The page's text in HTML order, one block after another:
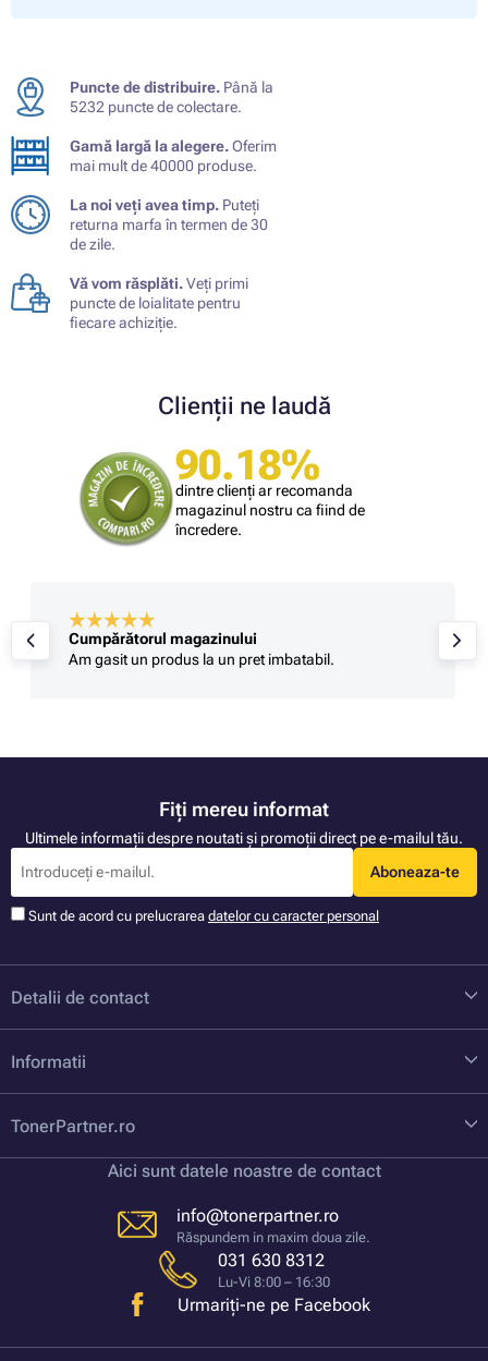
Puncte de distribuire. Până la
5232 puncte de colectare.
Gamă largă la alegere.Oferim
mai mult de 40000 produse.
La noi veți avea timp. Puteți
returna marfa în termen de 30
de zile.
Vă vom răsplăti.Veți primi
puncte de loialitate pentru
fiecare achiziție.
Clienții ne laudă
90.18%
dintre clienți ar recomanda
magazinul nostru ca fiind de
încredere.
Cumpărătorul magazinului
Am gasit un produs la un pret imbatabil.
Fiți mereu informat
Ultimele informații despre noutati și promoții direct pe e-mailul tău.
Aboneaza-te
Sunt de acord cu prelucrarea datelor cu caracter personal
Detalii de contact
Informatii
TonerPartner.ro
Aici sunt datele noastre de contact
info@tonerpartner.ro
Răspundem in maxim doua zile.
031 630 8312
Lu-Vi 8:00 – 16:30
Urmariți-ne pe Facebook